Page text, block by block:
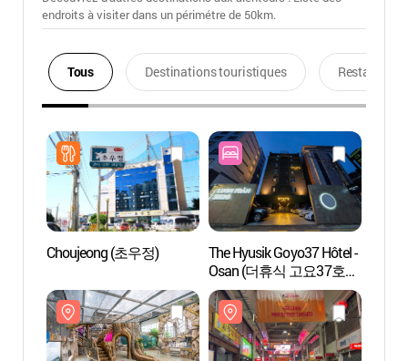
endroits à visiter dans un périmétre de 50km.
Tous Destinations touristiques Restaurants
Choujeong (초우정)
The Hyusik Goyo37 Hôtel -
Osan (더휴식 고요37호텔
오산점)